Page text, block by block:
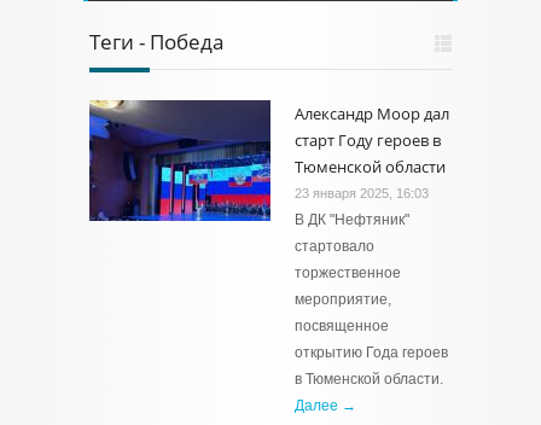
Теги - Победа
Александр Моор дал
старт Году героев в
Тюменской области
23 января 2025, 16:03
В ДК "Нефтяник"
стартовало
торжественное
мероприятие,
посвященное
открытию Года героев
в Тюменской области.
Далее →